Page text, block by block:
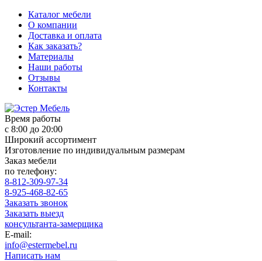
Каталог мебели
О компании
Доставка и оплата
Как заказать?
Материалы
Наши работы
Отзывы
Контакты
Время работы
с 8:00 до 20:00
Широкий ассортимент
Изготовление по индивидуальным размерам
Заказ мебели
по телефону:
8-812-309-97-34
8-925-468-82-65
Заказать звонок
Заказать выезд
консультанта-замерщика
E-mail:
info@estermebel.ru
Написать нам